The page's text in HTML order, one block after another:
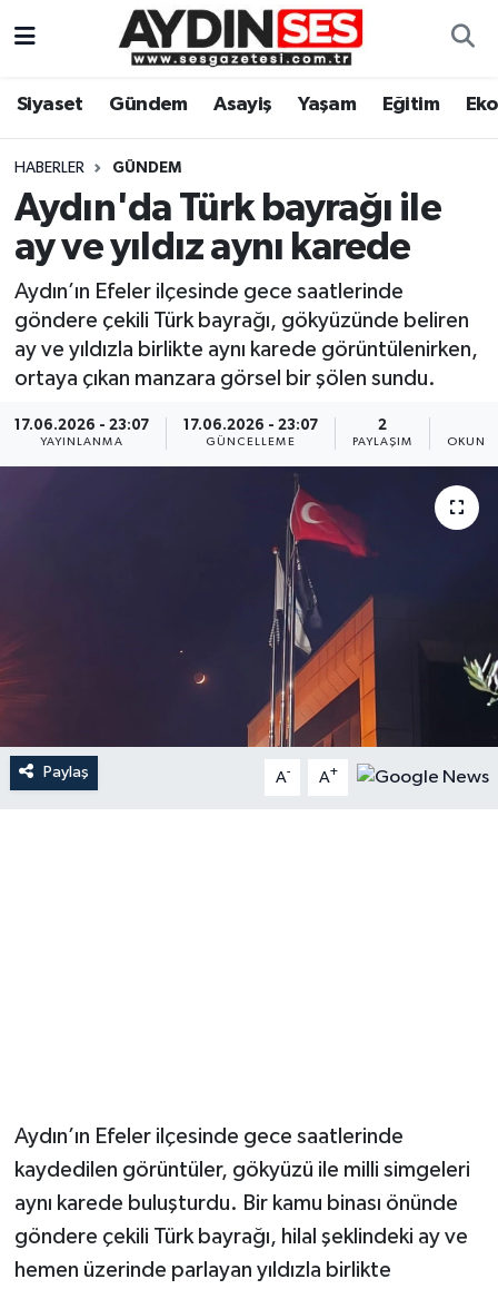
Siyaset Gündem Asayiş Yaşam Eğitim
HABERLER GÜNDEM
Aydın'da Türk bayrağı ile
ay ve yıldız aynı karede
Aydın’ın Efeler ilçesinde gece saatlerinde
göndere çekili Türk bayrağı, gökyüzünde beliren
ay ve yıldızla birlikte aynı karede görüntülenirken,
ortaya çıkan manzara görsel bir şölen sundu.
17.06.2026 - 23:07
YAYINLANMA
17.06.2026 - 23:07
GÜNCELLEME
2
PAYLAŞIM
Paylaş A- A+
Aydın’ın Efeler ilçesinde gece saatlerinde
kaydedilen görüntüler, gökyüzü ile milli simgeleri
aynı karede buluşturdu. Bir kamu binası önünde
göndere çekili Türk bayrağı, hilal şeklindeki ay ve
hemen üzerinde parlayan yıldızla birlikte
Gündem
Siyaset
Ekonomi
Yaşam
Eğitim
Kültür Sanat
Aydın Hava Durumu
Aydin Namaz Vakitleri
Aydın Trafik Yoğunluk Haritası
Süper Lig Puan Durumu ve Fikstür
Tüm Manşetler
Son Dakika Haberleri